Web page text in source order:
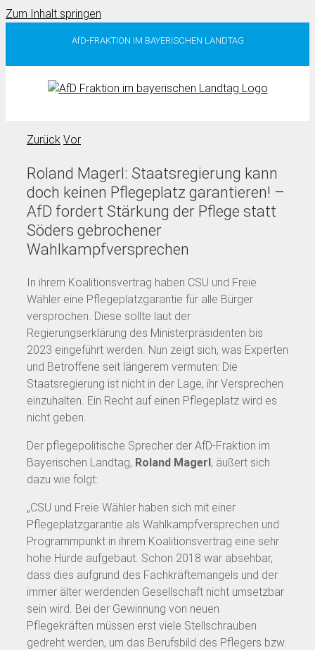
Zum Inhalt springen
AfD-FRAKTION IM BAYERISCHEN LANDTAG
Zurück Vor
Roland Magerl: Staatsregierung kann
doch keinen Pflegeplatz garantieren! –
AfD fordert Stärkung der Pflege statt
Söders gebrochener
Wahlkampfversprechen
In ihrem Koalitionsvertrag haben CSU und Freie
Wähler eine Pflegeplatzgarantie für alle Bürger
versprochen. Diese sollte laut der
Regierungserklärung des Ministerpräsidenten bis
2023 eingeführt werden. Nun zeigt sich, was Experten
und Betroffene seit längerem vermuten: Die
Staatsregierung ist nicht in der Lage, ihr Versprechen
einzuhalten. Ein Recht auf einen Pflegeplatz wird es
nicht geben.
Der pflegepolitische Sprecher der AfD-Fraktion im
Bayerischen Landtag, Roland Magerl, äußert sich
dazu wie folgt:
„CSU und Freie Wähler haben sich mit einer
Pflegeplatzgarantie als Wahlkampfversprechen und
Programmpunkt in ihrem Koalitionsvertrag eine sehr
hohe Hürde aufgebaut. Schon 2018 war absehbar,
dass dies aufgrund des Fachkräftemangels und der
immer älter werdenden Gesellschaft nicht umsetzbar
sein wird. Bei der Gewinnung von neuen
Pflegekräften müssen erst viele Stellschrauben
gedreht werden, um das Berufsbild des Pflegers bzw.